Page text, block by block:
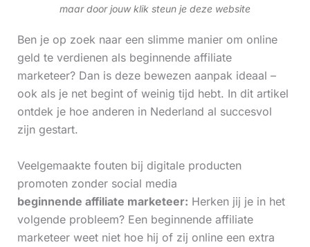
maar door jouw klik steun je deze website
Ben je op zoek naar een slimme manier om online
geld te verdienen als beginnende affiliate
marketeer? Dan is deze bewezen aanpak ideaal –
ook als je net begint of weinig tijd hebt. In dit artikel
ontdek je hoe anderen in Nederland al succesvol
zijn gestart.
Veelgemaakte fouten bij digitale producten
promoten zonder social media
beginnende affiliate marketeer: Herken jij je in het
volgende probleem? Een beginnende affiliate
marketeer weet niet hoe hij of zij online een extra